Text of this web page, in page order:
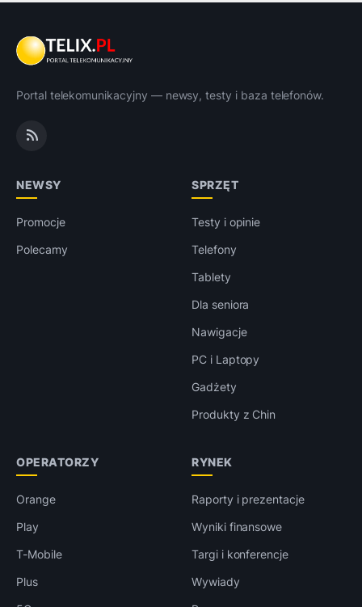
Portal telekomunikacyjny — newsy, testy i baza telefonów.
NEWSY
Promocje
Polecamy
SPRZĘT
Testy i opinie
Telefony
Tablety
Dla seniora
Nawigacje
PC i Laptopy
Gadżety
Produkty z Chin
OPERATORZY
Orange
Play
T-Mobile
Plus
RYNEK
Raporty i prezentacje
Wyniki finansowe
Targi i konferencje
Wywiady